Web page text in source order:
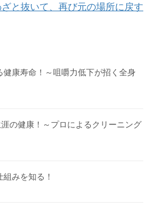
と抜いて、再び元の場所に戻す
健康寿命！～咀嚼力低下が招く全身
の健康！～プロによるクリーニング
みを知る！